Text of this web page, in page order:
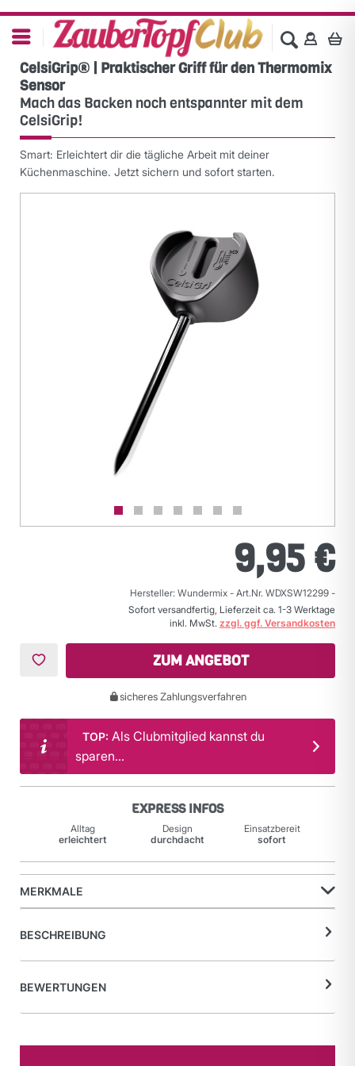
CelsiGrip® | Praktischer Griff für den Thermomix
Sensor
Mach das Backen noch entspannter mit dem
CelsiGrip!
Smart: Erleichtert dir die tägliche Arbeit mit deiner
Küchenmaschine. Jetzt sichern und sofort starten.
9,95 €
Hersteller: Wundermix - Art.Nr. WDXSW12299 -
Sofort versandfertig, Lieferzeit ca. 1-3 Werktage
inkl. MwSt. zzgl. ggf. Versandkosten
ZUM ANGEBOT
sicheres Zahlungsverfahren
TOP: Als Clubmitglied kannst du
sparen...
EXPRESS INFOS
Alltag
erleichtert
Design
durchdacht
Einsatzbereit
sofort
MERKMALE
BESCHREIBUNG
BEWERTUNGEN